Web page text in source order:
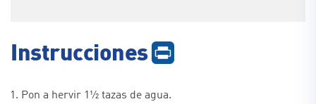
Instrucciones
Pon a hervir 1½ tazas de agua.